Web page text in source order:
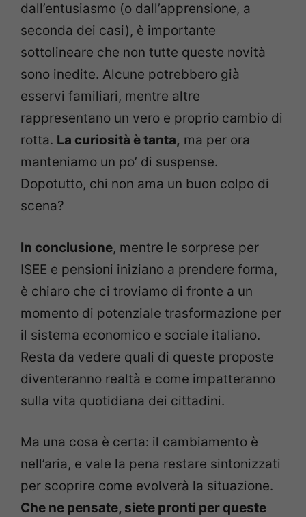
dall’entusiasmo (o dall’apprensione, a
seconda dei casi), è importante
sottolineare che non tutte queste novità
sono inedite. Alcune potrebbero già
esservi familiari, mentre altre
rappresentano un vero e proprio cambio di
rotta. La curiosità è tanta, ma per ora
manteniamo un po’ di suspense.
Dopotutto, chi non ama un buon colpo di
scena?
In conclusione, mentre le sorprese per
ISEE e pensioni iniziano a prendere forma,
è chiaro che ci troviamo di fronte a un
momento di potenziale trasformazione per
il sistema economico e sociale italiano.
Resta da vedere quali di queste proposte
diventeranno realtà e come impatteranno
sulla vita quotidiana dei cittadini.
Ma una cosa è certa: il cambiamento è
nell’aria, e vale la pena restare sintonizzati
per scoprire come evolverà la situazione.
Che ne pensate, siete pronti per queste